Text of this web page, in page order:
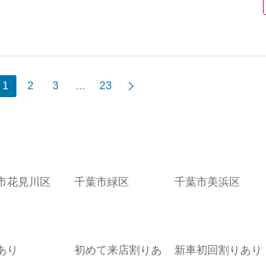
1 2 3 ... 23
花見川区 千葉市緑区 千葉市美浜区
り
初めて来店割りあ
新車初回割りあり